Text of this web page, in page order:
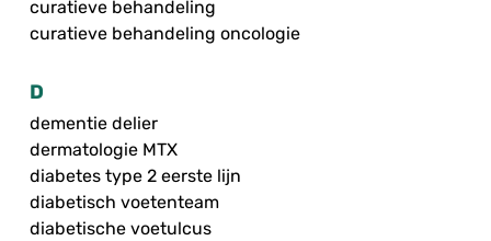
curatieve behandeling
curatieve behandeling oncologie
D
dementie delier
dermatologie MTX
diabetes type 2 eerste lijn
diabetisch voetenteam
diabetische voetulcus